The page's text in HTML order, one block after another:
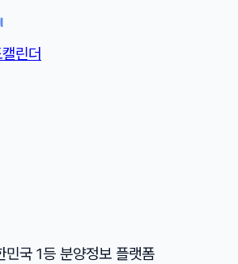
캘린더
국 1등 분양정보 플랫폼